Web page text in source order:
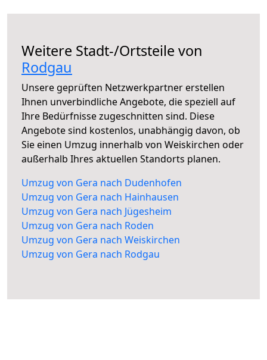
Weitere Stadt-/Ortsteile von
Rodgau
Unsere geprüften Netzwerkpartner erstellen
Ihnen unverbindliche Angebote, die speziell auf
Ihre Bedürfnisse zugeschnitten sind. Diese
Angebote sind kostenlos, unabhängig davon, ob
Sie einen Umzug innerhalb von Weiskirchen oder
außerhalb Ihres aktuellen Standorts planen.
Umzug von Gera nach Dudenhofen
Umzug von Gera nach Hainhausen
Umzug von Gera nach Jügesheim
Umzug von Gera nach Roden
Umzug von Gera nach Weiskirchen
Umzug von Gera nach Rodgau